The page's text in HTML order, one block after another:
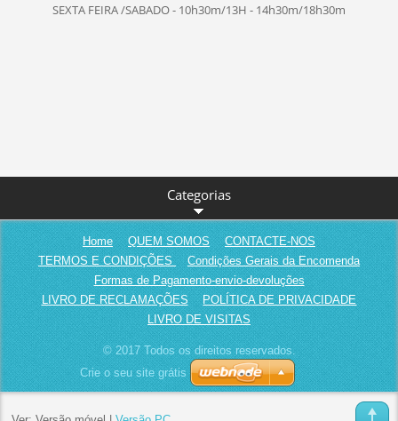
SEXTA FEIRA /SABADO - 10h30m/13H - 14h30m/18h30m
Categorias
Home QUEM SOMOS
CONTACTE-NOS
TERMOS E CONDIÇÕES
Condições Gerais da Encomenda
Formas de Pagamento-envio-devoluções
LIVRO DE RECLAMAÇÕES
POLÍTICA DE PRIVACIDADE
LIVRO DE VISITAS
© 2017 Todos os direitos reservados.
Crie o seu site grátis